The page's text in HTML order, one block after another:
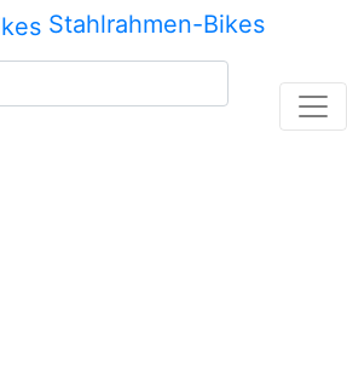
Stahlrahmen-Bikes